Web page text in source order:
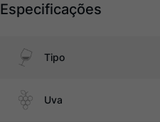
Especificações
Tipo
Uva